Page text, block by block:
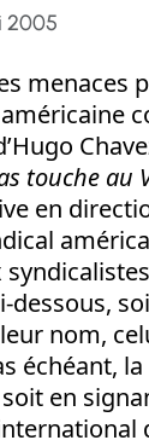
2005
menaces
touche au
en
dessous,
nom,
échéant,
en